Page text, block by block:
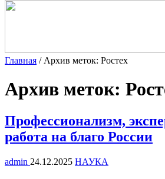
Главная / Архив меток: Ростех
Архив меток:
Профессионализм,
работа на благо России
admin 24.12.2025 НАУКА